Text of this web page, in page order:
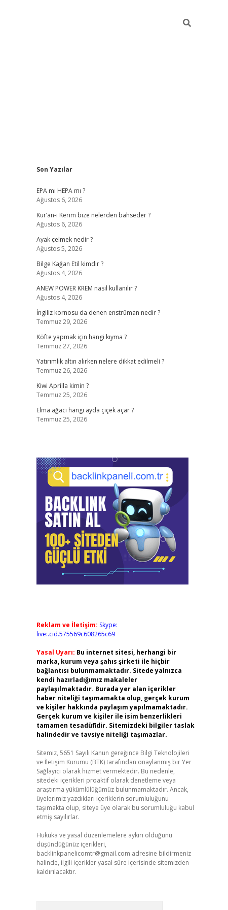
Sidebar
Son Yazılar
EPA mı HEPA mı ?
Ağustos 6, 2026
Kur’an-ı Kerim bize nelerden bahseder ?
Ağustos 6, 2026
Ayak çelmek nedir ?
Ağustos 5, 2026
Bilge Kağan Etil kimdir ?
Ağustos 4, 2026
ANEW POWER KREM nasıl kullanılır ?
Ağustos 4, 2026
İngiliz kornosu da denen enstrüman nedir ?
Temmuz 29, 2026
Köfte yapmak için hangi kıyma ?
Temmuz 27, 2026
Yatırımlık altın alırken nelere dikkat edilmeli ?
Temmuz 26, 2026
Kiwi Aprilla kimin ?
Temmuz 25, 2026
Elma ağacı hangi ayda çiçek açar ?
Temmuz 25, 2026
Reklam ve İletişim: Skype:
live:.cid.575569c608265c69
Yasal Uyarı: Bu internet sitesi, herhangi bir
marka, kurum veya şahıs şirketi ile hiçbir
bağlantısı bulunmamaktadır. Sitede yalnızca
kendi hazırladığımız makaleler
paylaşılmaktadır. Burada yer alan içerikler
haber niteliği taşımamakta olup, gerçek kurum
ve kişiler hakkında paylaşım yapılmamaktadır.
Gerçek kurum ve kişiler ile isim benzerlikleri
tamamen tesadüfidir. Sitemizdeki bilgiler taslak
halindedir ve tavsiye niteliği taşımazlar.
Sitemiz, 5651 Sayılı Kanun gereğince Bilgi Teknolojileri
ve İletişim Kurumu (BTK) tarafından onaylanmış bir Yer
Sağlayıcı olarak hizmet vermektedir. Bu nedenle,
sitedeki içerikleri proaktif olarak denetleme veya
araştırma yükümlülüğümüz bulunmamaktadır. Ancak,
üyelerimiz yazdıkları içeriklerin sorumluluğunu
taşımakta olup, siteye üye olarak bu sorumluluğu kabul
etmiş sayılırlar.
Hukuka ve yasal düzenlemelere aykırı olduğunu
düşündüğünüz içerikleri,
backlinkpanelicomtr@gmail.com adresine bildirmeniz
halinde, ilgili içerikler yasal süre içerisinde sitemizden
kaldırılacaktır.